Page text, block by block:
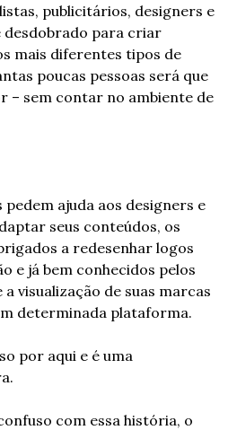
publicitários, designers e
para criar
mais diferentes tipos de
poucas pessoas será que
– sem contar no ambiente de
ajuda aos designers e
seus conteúdos, os
a redesenhar logos
e já bem conhecidos pelos
visualização de suas marcas
determinada plataforma.
por aqui e é uma
com essa história, o